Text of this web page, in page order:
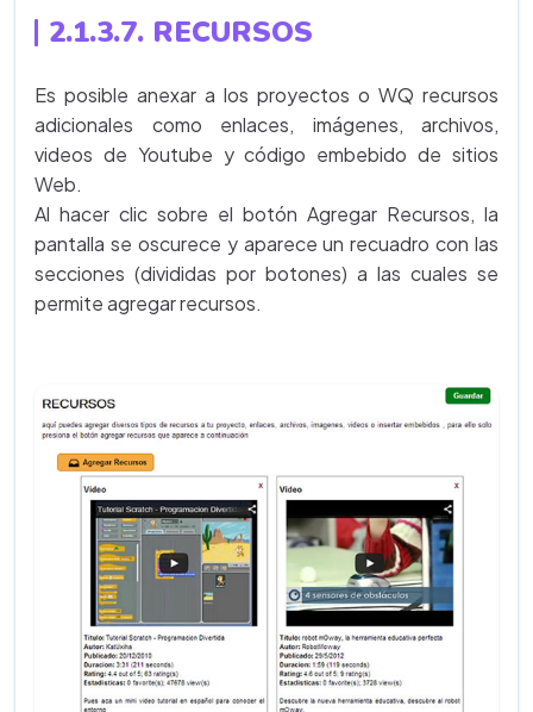
2.1.3.7. RECURSOS
Es posible anexar a los proyectos o WQ recursos
adicionales como enlaces, imágenes, archivos,
videos de Youtube y código embebido de sitios
Web.
Al hacer clic sobre el botón Agregar Recursos, la
pantalla se oscurece y aparece un recuadro con las
secciones (divididas por botones) a las cuales se
permite agregar recursos.